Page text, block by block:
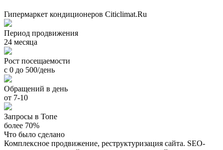
Гипермаркет кондиционеров Citiclimat.Ru
Период продвижения
24 месяца
Рост посещаемости
с 0 до 500/день
Обращений в день
от 7-10
Запросы в Топе
более 70%
Что было сделано
Комплексное продвижение, реструктуризация сайта. SEO-